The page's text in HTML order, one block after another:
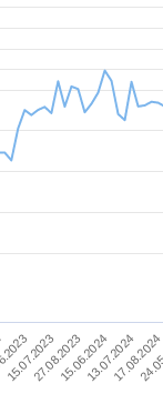
27.08.2023 17.08.2024
15.07.202315.06.202413.07.2024